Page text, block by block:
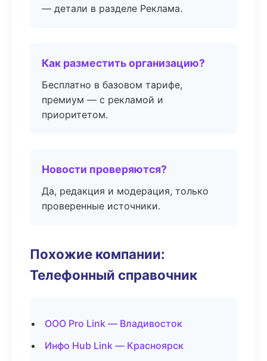
— детали в разделе Реклама.
Как разместить организацию?
Бесплатно в базовом тарифе,
премиум — с рекламой и
приоритетом.
Новости проверяются?
Да, редакция и модерация, только
проверенные источники.
Похожие компании:
Телефонный справочник
ООО Pro Link — Владивосток
Инфо Hub Link — Красноярск